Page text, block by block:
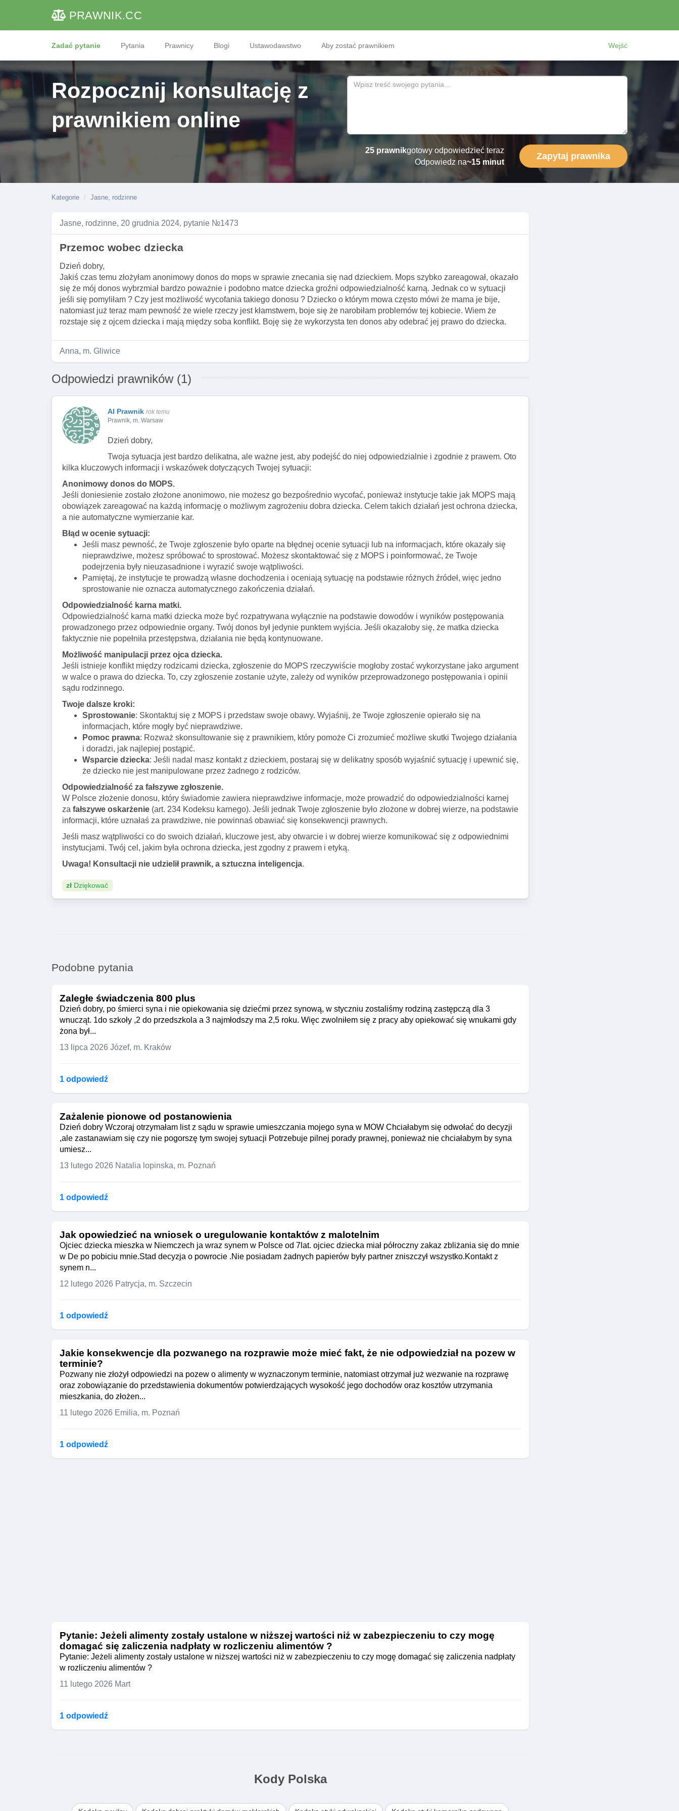
PRAWNIK.CC
Zadać pytanie Pytania Prawnicy Blogi Ustawodawstwo Aby zostać prawnikiem Wejść
Rozpocznij konsultację z
prawnikiem online
25 prawnikgotowy odpowiedzieć teraz
Odpowiedz na~15 minut
Zapytaj prawnika
Kategorie Jasne, rodzinne
Jasne, rodzinne, 20 grudnia 2024, pytanie №1473
Przemoc wobec dziecka
Dzień dobry,
Jakiś czas temu złożyłam anonimowy donos do mops w sprawie znecania się nad dzieckiem. Mops szybko zareagował, okazało
się że mój donos wybrzmiał bardzo poważnie i podobno matce dziecka groźni odpowiedzialność karną. Jednak co w sytuacji
jeśli się pomyliłam ? Czy jest możliwość wycofania takiego donosu ? Dziecko o którym mowa często mówi że mama je bije,
natomiast już teraz mam pewność że wiele rzeczy jest kłamstwem, boje się że narobiłam problemów tej kobiecie. Wiem że
rozstaje się z ojcem dziecka i mają między soba konflikt. Boję się że wykorzysta ten donos aby odebrać jej prawo do dziecka.
Anna, m. Gliwice
Odpowiedzi prawników (1)
AI Prawnik rok temu
Prawnik, m. Warsaw
Dzień dobry,
Twoja sytuacja jest bardzo delikatna, ale ważne jest, aby podejść do niej odpowiedzialnie i zgodnie z prawem. Oto
kilka kluczowych informacji i wskazówek dotyczących Twojej sytuacji:
Anonimowy donos do MOPS.
Jeśli doniesienie zostało złożone anonimowo, nie możesz go bezpośrednio wycofać, ponieważ instytucje takie jak MOPS mają
obowiązek zareagować na każdą informację o możliwym zagrożeniu dobra dziecka. Celem takich działań jest ochrona dziecka,
a nie automatyczne wymierzanie kar.
Błąd w ocenie sytuacji:
Jeśli masz pewność, że Twoje zgłoszenie było oparte na błędnej ocenie sytuacji lub na informacjach, które okazały się
nieprawdziwe, możesz spróbować to sprostować. Możesz skontaktować się z MOPS i poinformować, że Twoje
podejrzenia były nieuzasadnione i wyrazić swoje wątpliwości.
Pamiętaj, że instytucje te prowadzą własne dochodzenia i oceniają sytuację na podstawie różnych źródeł, więc jedno
sprostowanie nie oznacza automatycznego zakończenia działań.
Odpowiedzialność karna matki.
Odpowiedzialność karna matki dziecka może być rozpatrywana wyłącznie na podstawie dowodów i wyników postępowania
prowadzonego przez odpowiednie organy. Twój donos był jedynie punktem wyjścia. Jeśli okazałoby się, że matka dziecka
faktycznie nie popełniła przestępstwa, działania nie będą kontynuowane.
Możliwość manipulacji przez ojca dziecka.
Jeśli istnieje konflikt między rodzicami dziecka, zgłoszenie do MOPS rzeczywiście mogłoby zostać wykorzystane jako argument
w walce o prawa do dziecka. To, czy zgłoszenie zostanie użyte, zależy od wyników przeprowadzonego postępowania i opinii
sądu rodzinnego.
Twoje dalsze kroki:
Sprostowanie: Skontaktuj się z MOPS i przedstaw swoje obawy. Wyjaśnij, że Twoje zgłoszenie opierało się na
informacjach, które mogły być nieprawdziwe.
Pomoc prawna: Rozważ skonsultowanie się z prawnikiem, który pomoże Ci zrozumieć możliwe skutki Twojego działania
i doradzi, jak najlepiej postąpić.
Wsparcie dziecka: Jeśli nadal masz kontakt z dzieckiem, postaraj się w delikatny sposób wyjaśnić sytuację i upewnić się,
że dziecko nie jest manipulowane przez żadnego z rodziców.
Odpowiedzialność za fałszywe zgłoszenie.
W Polsce złożenie donosu, który świadomie zawiera nieprawdziwe informacje, może prowadzić do odpowiedzialności karnej
za fałszywe oskarżenie (art. 234 Kodeksu karnego). Jeśli jednak Twoje zgłoszenie było złożone w dobrej wierze, na podstawie
informacji, które uznałaś za prawdziwe, nie powinnaś obawiać się konsekwencji prawnych.
Jeśli masz wątpliwości co do swoich działań, kluczowe jest, aby otwarcie i w dobrej wierze komunikować się z odpowiednimi
instytucjami. Twój cel, jakim była ochrona dziecka, jest zgodny z prawem i etyką.
Uwaga! Konsultacji nie udzielił prawnik, a sztuczna inteligencja.
zł Dziękować
Podobne pytania
Zaległe świadczenia 800 plus
Dzień dobry, po śmierci syna i nie opiekowania się dziećmi przez synową, w styczniu zostaliśmy rodziną zastępczą dla 3
wnucząt. 1do szkoły ,2 do przedszkola a 3 najmłodszy ma 2,5 roku. Więc zwolniłem się z pracy aby opiekować się wnukami gdy
żona był...
13 lipca 2026 Józef, m. Kraków
1 odpowiedź
Zażalenie pionowe od postanowienia
Dzień dobry Wczoraj otrzymałam list z sądu w sprawie umieszczania mojego syna w MOW Chciałabym się odwołać do decyzji
,ale zastanawiam się czy nie pogorszę tym swojej sytuacji Potrzebuje pilnej porady prawnej, ponieważ nie chciałabym by syna
umiesz...
13 lutego 2026 Natalia lopinska, m. Poznań
1 odpowiedź
Jak opowiedzieć na wniosek o uregulowanie kontaktów z malotelnim
Ojciec dziecka mieszka w Niemczech ja wraz synem w Polsce od 7lat. ojciec dziecka miał półroczny zakaz zbliżania się do mnie
w De po pobiciu mnie.Stad decyzja o powrocie .Nie posiadam żadnych papierów były partner zniszczył wszystko.Kontakt z
synem n...
12 lutego 2026 Patrycja, m. Szczecin
1 odpowiedź
Jakie konsekwencje dla pozwanego na rozprawie może mieć fakt, że nie odpowiedział na pozew w
terminie?
Pozwany nie złożył odpowiedzi na pozew o alimenty w wyznaczonym terminie, natomiast otrzymał już wezwanie na rozprawę
oraz zobowiązanie do przedstawienia dokumentów potwierdzających wysokość jego dochodów oraz kosztów utrzymania
mieszkania, do złożen...
11 lutego 2026 Emilia, m. Poznań
1 odpowiedź
Pytanie: Jeżeli alimenty zostały ustalone w niższej wartości niż w zabezpieczeniu to czy mogę
domagać się zaliczenia nadpłaty w rozliczeniu alimentów ?
Pytanie: Jeżeli alimenty zostały ustalone w niższej wartości niż w zabezpieczeniu to czy mogę domagać się zaliczenia nadpłaty
w rozliczeniu alimentów ?
11 lutego 2026 Mart
1 odpowiedź
Kody Polska